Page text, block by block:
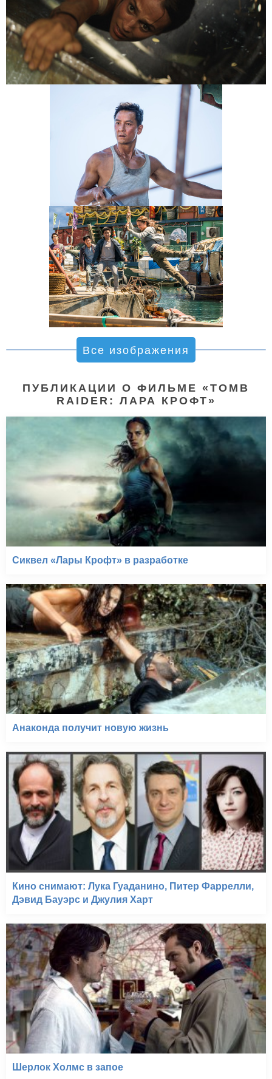
Все изображения
ПУБЛИКАЦИИ О ФИЛЬМЕ «TOMB
RAIDER: ЛАРА КРОФТ»
Сиквел «Лары Крофт» в разработке
Анаконда получит новую жизнь
Кино снимают: Лука Гуаданино, Питер Фаррелли,
Дэвид Бауэрс и Джулия Харт
Шерлок Холмс в запое